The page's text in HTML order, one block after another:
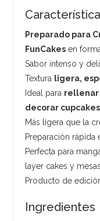
Preparado para
FunCakes en
Sabor intenso y
Textura ligera,
Ideal para rellenar
decorar cupcakes
Más ligera que la
Preparación
Perfecta para
layer cakes y
Producto de
Ingredientes